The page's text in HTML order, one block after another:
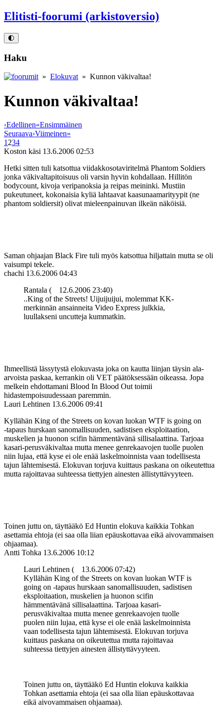
Elitisti-foorumi (arkistoversio)
🌓
Haku
» Elokuvat » Kunnon väkivaltaa!
Kunnon väkivaltaa!
‹Edellinen«Ensimmäinen
Seuraava›Viimeinen»
1 234
Koston käsi 13.6.2006 02:53
Hetki sitten tuli katsottua viidakkosotaviritelmä Phantom Soldiers
jonka väkivaltapitoisuus oli varsin hyvin kohdallaan. Hillitön
bodycount, kivoja veripanoksia ja reipas meininki. Mustiin
pukeutuneet, kokonaisia kyliä lahtaavat kaasunaamarityypit (ne
phantom soldiersit) olivat mieleenpainuvan ilkeän näköisiä.
Saman ohjaajan Black Fire tuli myös katsottua hiljattain mutta se oli
vaisumpi tekele.
chachi 13.6.2006 04:43
Rantala (
12.6.2006 23:40)
..King of the Streets! Uijuijuijui, molemmat KK-
merkinnän ansainneita Video Express julkkia,
luullakseni uncutteja kummatkin.
Ihmeellistä lässytystä elokuvasta joka on kautta liinjan täysin ala-
arvoista paskaa, kerrankin oli VET päätöksessään oikeassa. Jopa
melkein ehdottamani Blood In Blood Out toimii
hidastempoisuudessaan paremmin.
Lauri Lehtinen 13.6.2006 09:41
Kyllähän King of the Streets on kovan luokan WTF is going on
‑tapaus hurskaan sanomallisuuden, sadistisen eksploitaation,
muskelien ja huonon scifin hämmentävänä sillisalaattina. Tarjoaa
kasari-perusväkivaltaa mutta menee genrekaavojen tuolle puolen
niin lujaa, että kyse ei ole enää laskelmoinnista vaan todellisesta
tajun lähtemisestä. Elokuvan torjuva kuittaus paskana on oikeutettua
mutta rajoittavaa suhteessa tiettyjen ainesten ällistyttävyyteen.
Toinen juttu on, täyttääkö Ed Huntin elokuva kaikkia Tohkan
asettamia ehtoja (ei saa olla liian epäuskottavaa eikä aivovammaisen
ohjaamaa).
Antti Tohka 13.6.2006 10:12
Lauri Lehtinen (
13.6.2006 07:42)
Kyllähän King of the Streets on kovan luokan WTF is
going on ‑tapaus hurskaan sanomallisuuden, sadistisen
eksploitaation, muskelien ja huonon scifin
hämmentävänä sillisalaattina. Tarjoaa kasari-
perusväkivaltaa mutta menee genrekaavojen tuolle
puolen niin lujaa, että kyse ei ole enää laskelmoinnista
vaan todellisesta tajun lähtemisestä. Elokuvan torjuva
kuittaus paskana on oikeutettua mutta rajoittavaa
suhteessa tiettyjen ainesten ällistyttävyyteen.
Toinen juttu on, täyttääkö Ed Huntin elokuva kaikkia
Tohkan asettamia ehtoja (ei saa olla liian epäuskottavaa
eikä aivovammaisen ohjaamaa).